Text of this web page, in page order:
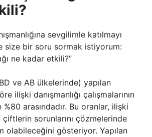
sevgilimle katılmayı
size bir soru sormak istiyorum:
ne kadar etkili?”
ve AB ülkelerinde) yapılan
ilişki danışmanlığı çalışmalarının
arasındadır. Bu oranlar, ilişki
çiftlerin sorunlarını çözmelerinde
olabileceğini gösteriyor. Yapılan